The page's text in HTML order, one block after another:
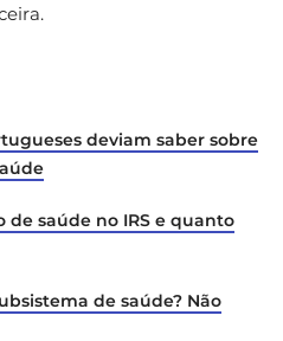
deviam saber sobre
de saúde no IRS e quanto
de saúde? Não